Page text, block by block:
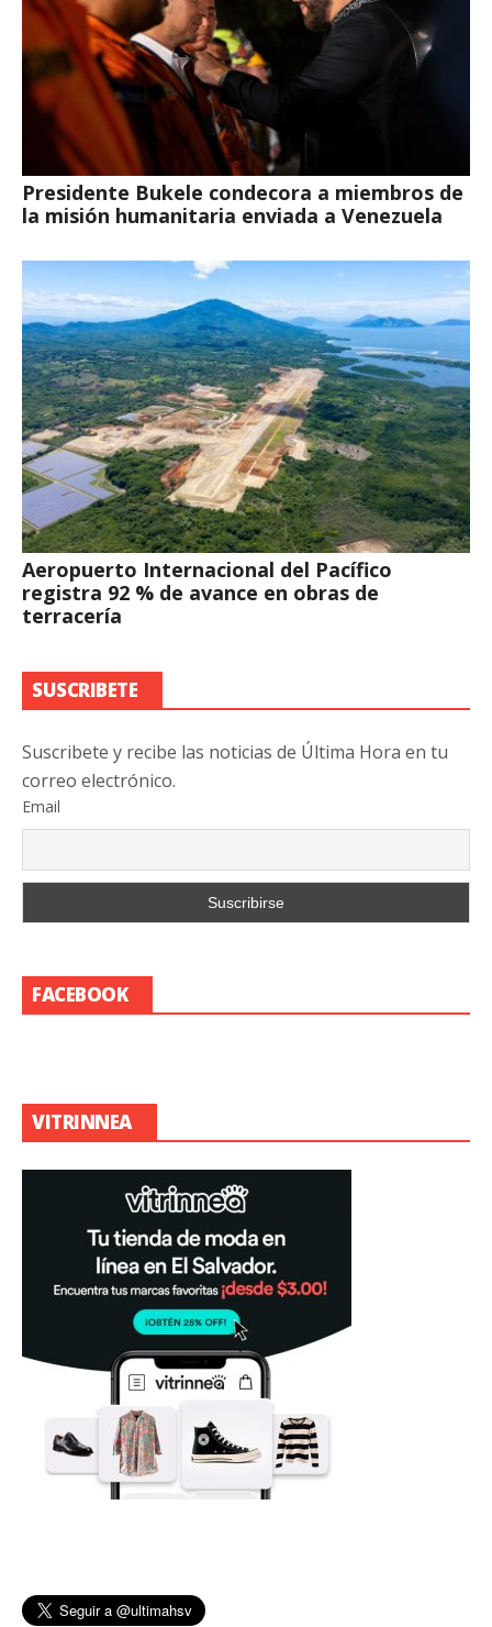
Presidente Bukele condecora a miembros de
la misión humanitaria enviada a Venezuela
Aeropuerto Internacional del Pacífico
registra 92 % de avance en obras de
terracería
SUSCRIBETE
Suscribete y recibe las noticias de Última Hora en tu
correo electrónico.
Email
FACEBOOK
VITRINNEA